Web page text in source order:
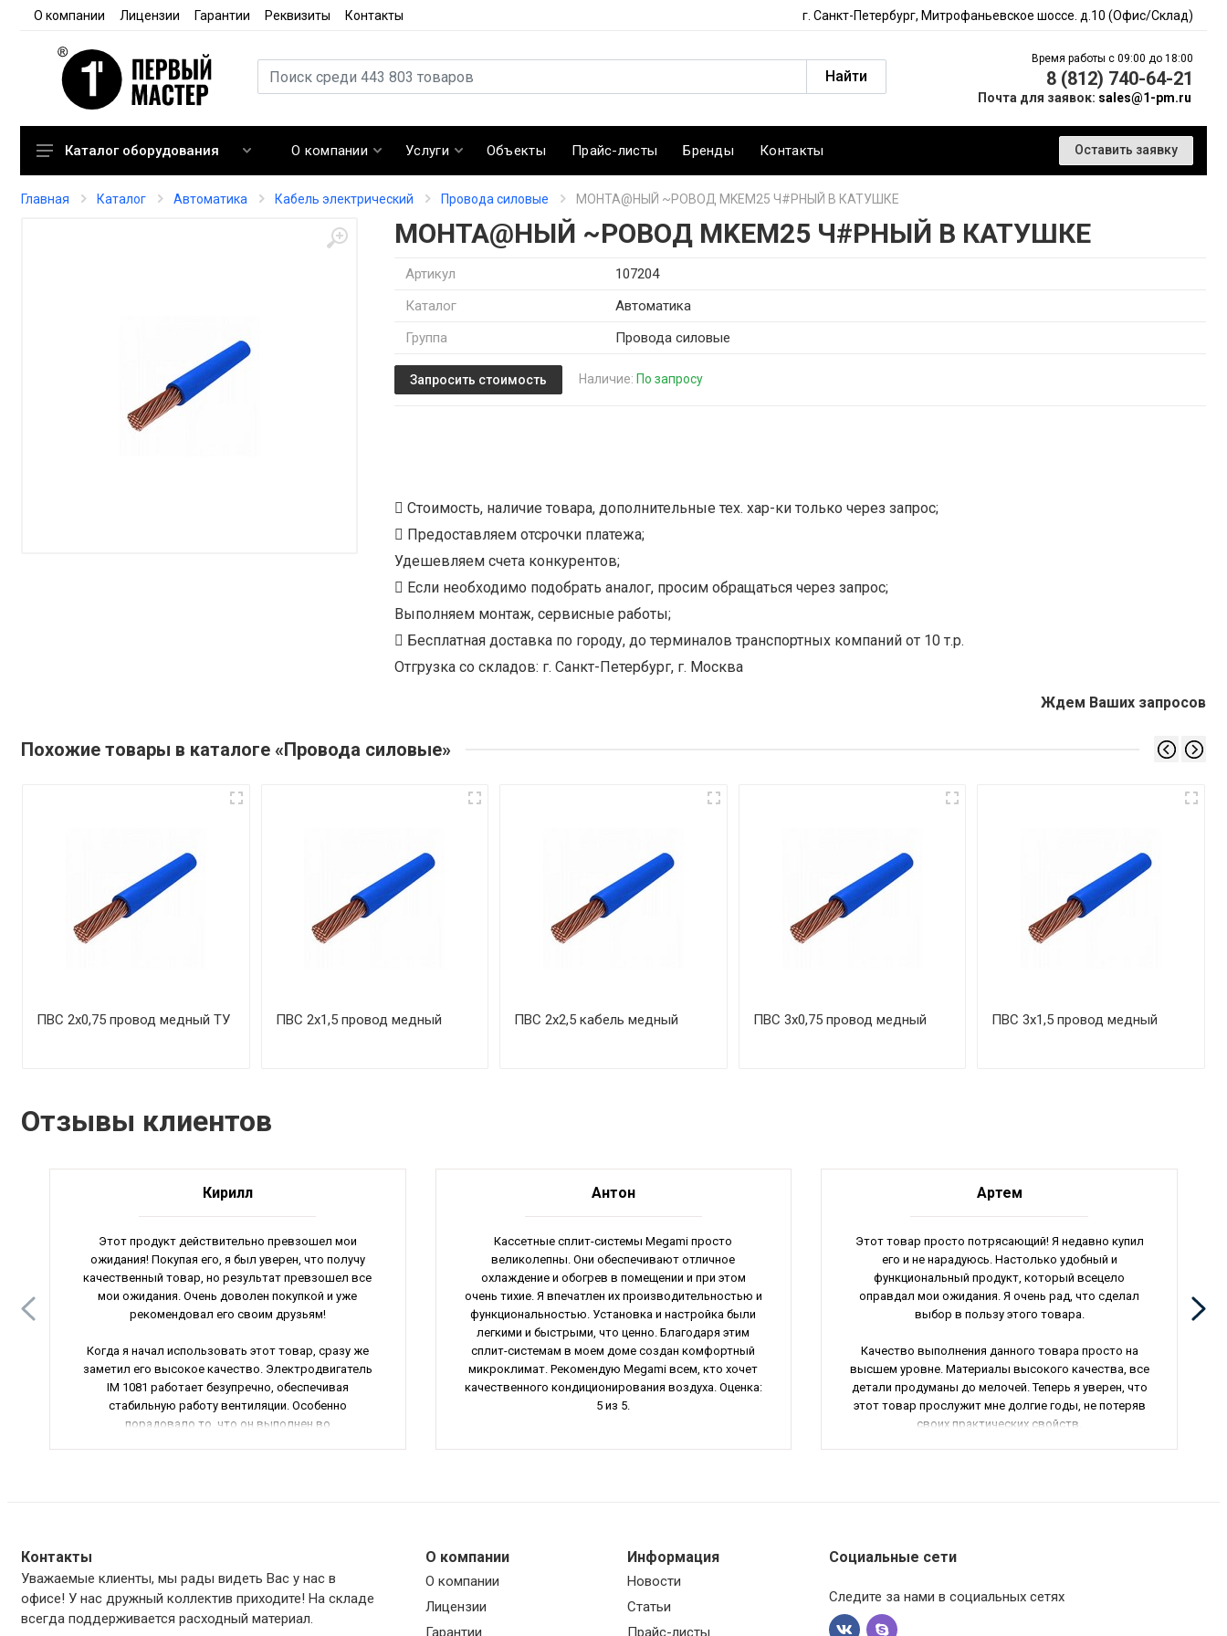
О компании Лицензии Гарантии Реквизиты Контакты г. Санкт-Петербург, Митрофаньевское шоссе. д.10 (Офис/Склад)
Найти
Время работы с 09:00 до 18:00
8 (812) 740-64-21
Почта для заявок: sales@1-pm.ru
Кондиционирование
Каталог оборудования О компании Услуги Объекты Прайс-листы Бренды Контакты Оставить заявку
Главная Каталог Автоматика Кабель электрический Провода силовые МОНТА@НЫЙ ~РОВОД MKEM25 Ч#РНЫЙ В КАТУШКЕ
МОНТА@НЫЙ ~РОВОД MKEM25 Ч#РНЫЙ В КАТУШКЕ
Артикул
107204
Каталог
Автоматика
Группа
Провода силовые
Запросить стоимость Наличие: По запросу
Стоимость, наличие товара, дополнительные тех. хар-ки только через запрос;
Предоставляем отсрочки платежа;
Удешевляем счета конкурентов;
Если необходимо подобрать аналог, просим обращаться через запрос;
Выполняем монтаж, сервисные работы;
Бесплатная доставка по городу, до терминалов транспортных компаний от 10 т.р.
Отгрузка со складов: г. Санкт-Петербург, г. Москва
Ждем Ваших запросов
Похожие товары в каталоге «Провода силовые»
ПВС 2х0,75 провод медный ТУ ПВС 2х1,5 провод медный ПВС 2х2,5 кабель медный ПВС 3х0,75 провод медный ПВС 3х1,5 провод медный
Отзывы клиентов
Кирилл
Этот продукт действительно превзошел мои
ожидания! Покупая его, я был уверен, что получу
качественный товар, но результат превзошел все
мои ожидания. Очень доволен покупкой и уже
рекомендовал его своим друзьям!
Когда я начал использовать этот товар, сразу же
заметил его высокое качество. Электродвигатель
IM 1081 работает безупречно, обеспечивая
стабильную работу вентиляции. Особенно
порадовало то, что он выполнен во
обеспечивая отличное качество соединения. Удобно
Радиальный вентилятор ВР 130-28 прекрасно
справляется со своей задачей. С его помощью
Антон
Кассетные сплит-системы Megami просто
великолепны. Они обеспечивают отличное
охлаждение и обогрев в помещении и при этом
очень тихие. Я впечатлен их производительностью и
функциональностью. Установка и настройка были
легкими и быстрыми, что ценно. Благодаря этим
сплит-системам в моем доме создан комфортный
микроклимат. Рекомендую Megami всем, кто хочет
качественного кондиционирования воздуха. Оценка:
5 из 5.
Артем
Этот товар просто потрясающий! Я недавно купил
его и не нарадуюсь. Настолько удобный и
функциональный продукт, который всецело
оправдал мои ожидания. Я очень рад, что сделал
выбор в пользу этого товара.
Качество выполнения данного товара просто на
высшем уровне. Материалы высокого качества, все
детали продуманы до мелочей. Теперь я уверен, что
этот товар прослужит мне долгие годы, не потеряв
своих практических свойств.
был быстро обработан, доставка прошла без
задержек. Все очень профессионально и
Контакты
Уважаемые клиенты, мы рады видеть Вас у нас в
офисе! У нас дружный коллектив приходите! На складе
всегда поддерживается расходный материал.
О компании
О компании
Лицензии
Гарантии
Информация
Новости
Статьи
Прайс-листы
Социальные сети
Следите за нами в социальных сетях